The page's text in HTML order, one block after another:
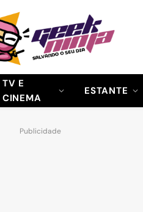
TV E
CINEMA
ESTANTE
Publicidade